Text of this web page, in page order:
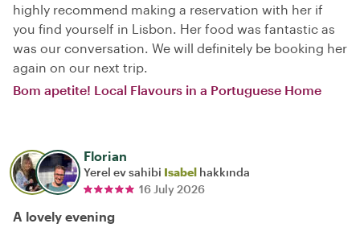
highly recommend making a reservation with her if
you find yourself in Lisbon. Her food was fantastic as
was our conversation. We will definitely be booking her
again on our next trip.
Bom apetite! Local Flavours in a Portuguese Home
Florian
Yerel ev sahibi Isabel hakkında
16 July 2026
A lovely evening